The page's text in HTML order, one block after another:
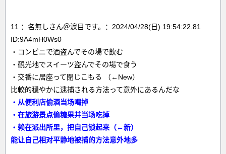
11 ：名無しさん＠涙目です。：2024/04/28(日) 19:54:22.81
ID:9A4mH0Ws0
・コンビニで酒盗んでその場で飲む
・観光地でスイーツ盗んでその場で食う
・交番に居座って閉じこもる （←New）
比較的穏やかに逮捕される方法って意外にあるんだな
・从便利店偷酒当场喝掉
・在旅游景点偷糖果并当场吃掉
・赖在派出所里，把自己锁起来（←新）
能让自己相对平静地被捕的方法意外地多